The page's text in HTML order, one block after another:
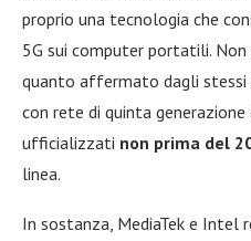
proprio una tecnologia che
5G sui computer portatili.
quanto affermato dagli stessi
con rete di quinta generazione
ufficializzati non prima del
linea.
In sostanza, MediaTek e Intel